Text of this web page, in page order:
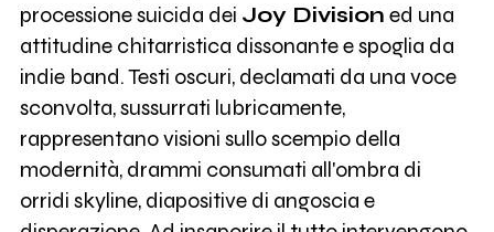
processione suicida dei Joy Division ed una
attitudine chitarristica dissonante e spoglia da
indie band. Testi oscuri, declamati da una voce
sconvolta, sussurrati lubricamente,
rappresentano visioni sullo scempio della
modernità, drammi consumati all'ombra di
orridi skyline, diapositive di angoscia e